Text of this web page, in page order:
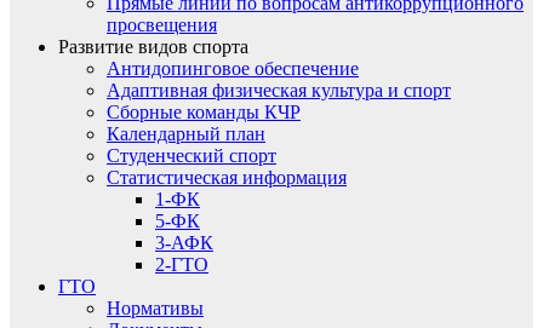
просвещения
Развитие видов спорта
Антидопинговое обеспечение
Адаптивная физическая культура и спорт
Сборные команды КЧР
Календарный план
Студенческий спорт
Статистическая информация
1-ФК
5-ФК
3-АФК
2-ГТО
ГТО
Нормативы